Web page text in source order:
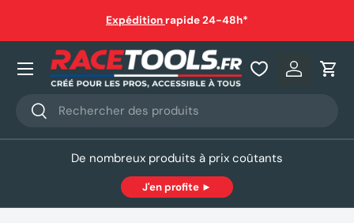
Aller au contenu
Expédition rapide 24-48h*
Recherche
Rechercher
Se
Nos produits
De nombreux produits à prix coûtants
J'en profite ►